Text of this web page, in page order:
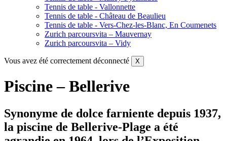
Tennis de table - Vallonnette
Tennis de table - Château de Beaulieu
Tennis de table - Vers-Chez-les-Blanc, En Coumenets
Zurich parcoursvita – Mauvernay
Zurich parcoursvita – Vidy
Vous avez été correctement déconnecté X
Piscine – Bellerive
Synonyme de dolce farniente depuis 1937,
la piscine de Bellerive-Plage a été